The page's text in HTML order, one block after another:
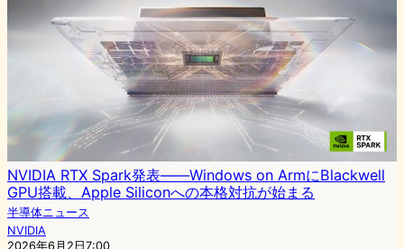
NVIDIA RTX Spark発表——Windows on ArmにBlackwell
GPU搭載、Apple Siliconへの本格対抗が始まる
半導体ニュース
NVIDIA
2026年6月2日7:00